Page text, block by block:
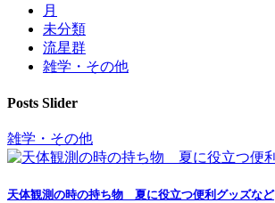
月
未分類
流星群
雑学・その他
Posts Slider
雑学・その他
天体観測の時の持ち物 夏に役立つ便利グッズなど